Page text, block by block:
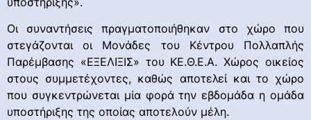
Οι συναντήσεις πραγματοποιήθηκαν στο χώρο που
στεγάζονται οι Μονάδες του Κέντρου Πολλαπλής
Παρέμβασης «ΕΞΕΛΙΞΙΣ» του ΚΕ.Θ.Ε.Α. Χώρος οικείος
στους συμμετέχοντες, καθώς αποτελεί και το χώρο
που συγκεντρώνεται μία φορά την εβδομάδα η ομάδα
υποστήριξης της οποίας αποτελούν μέλη.